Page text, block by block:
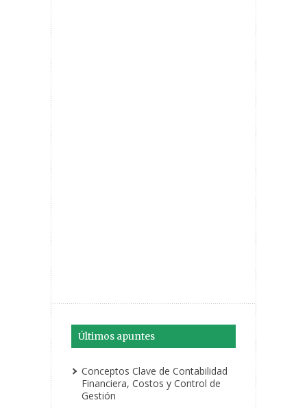
Últimos apuntes
Conceptos Clave de Contabilidad
Financiera, Costos y Control de
Gestión